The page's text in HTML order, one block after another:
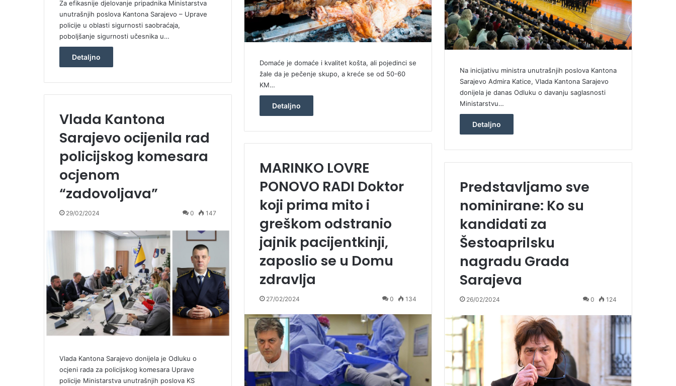
Za efikasnije djelovanje pripadnika Ministarstva
unutrašnjih poslova Kantona Sarajevo – Uprave
policije u oblasti sigurnosti saobraćaja,
poboljšanje sigurnosti učesnika u…
Detaljno
Domaće je domaće i kvalitet košta, ali pojedinci se
žale da je pečenje skupo, a kreće se od 50-60
KM…
Detaljno
Na inicijativu ministra unutrašnjih poslova Kantona
Sarajevo Admira Katice, Vlada Kantona Sarajevo
donijela je danas Odluku o davanju saglasnosti
Ministarstvu…
Detaljno
Vlada Kantona
Sarajevo ocijenila rad
policijskog komesara
ocjenom
“zadovoljava”
29/02/2024 0 147
Vlada Kantona Sarajevo donijela je Odluku o
ocjeni rada za policijskog komesara Uprave
policije Ministarstva unutrašnjih poslova KS
MARINKO LOVRE
PONOVO RADI Doktor
koji prima mito i
greškom odstranio
jajnik pacijentkinji,
zaposlio se u Domu
zdravlja
27/02/2024 0 134
Predstavljamo sve
nominirane: Ko su
kandidati za
Šestoaprilsku
nagradu Grada
Sarajeva
26/02/2024 0 124